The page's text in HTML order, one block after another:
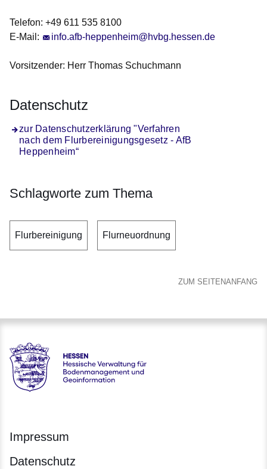
Telefon: +49 611 535 8100
E-Mail:
info.afb-heppenheim@hvbg.hessen.de
Vorsitzender: Herr Thomas Schuchmann
Datenschutz
zur Datenschutzerklärung "Verfahren
nach dem Flurbereinigungsgesetz - AfB
Heppenheim“
Schlagworte zum Thema
Flurbereinigung Flurneuordnung
ZUM SEITENANFANG
Hessen - Hessische Verwaltung für Bodenmanagement und
Impressum
Datenschutz